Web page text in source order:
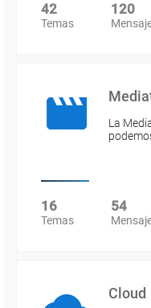
42
Temas
120
La
16
Temas
54
Cloud